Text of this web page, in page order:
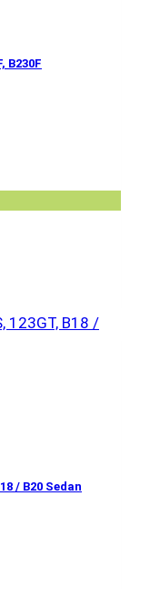
B230F
/ B20 Sedan